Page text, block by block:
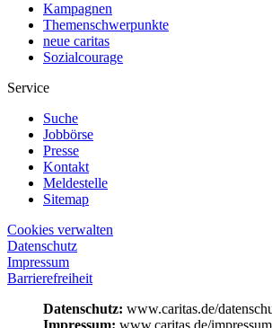
Kampagnen
Themenschwerpunkte
neue caritas
Sozialcourage
Service
Suche
Jobbörse
Presse
Kontakt
Meldestelle
Sitemap
Cookies verwalten
Datenschutz
Impressum
Barrierefreiheit
Datenschutz: www.caritas.de/